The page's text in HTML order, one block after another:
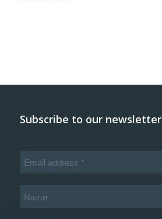
Subscribe to our newsletter